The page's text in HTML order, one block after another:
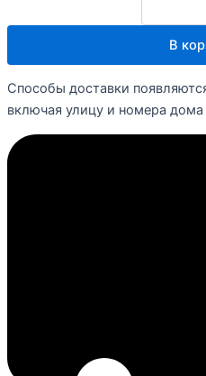
В
Способы доставки
включая улицу и номера